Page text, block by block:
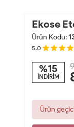
Ekose
Ürün Kodu:
5.0
%15
İNDİRİM
Ürün